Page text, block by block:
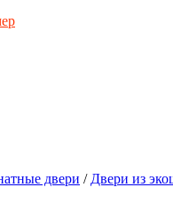
двери / Двери из